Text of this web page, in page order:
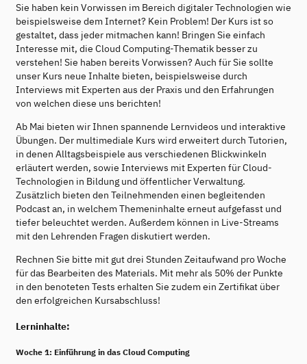
Sie haben kein Vorwissen im Bereich digitaler Technologien wie
beispielsweise dem Internet? Kein Problem! Der Kurs ist so
gestaltet, dass jeder mitmachen kann! Bringen Sie einfach
Interesse mit, die Cloud Computing-Thematik besser zu
verstehen! Sie haben bereits Vorwissen? Auch für Sie sollte
unser Kurs neue Inhalte bieten, beispielsweise durch
Interviews mit Experten aus der Praxis und den Erfahrungen
von welchen diese uns berichten!
Ab Mai bieten wir Ihnen spannende Lernvideos und interaktive
Übungen. Der multimediale Kurs wird erweitert durch Tutorien,
in denen Alltagsbeispiele aus verschiedenen Blickwinkeln
erläutert werden, sowie Interviews mit Experten für Cloud-
Technologien in Bildung und öffentlicher Verwaltung.
Zusätzlich bieten den Teilnehmenden einen begleitenden
Podcast an, in welchem Themeninhalte erneut aufgefasst und
tiefer beleuchtet werden. Außerdem können in Live-Streams
mit den Lehrenden Fragen diskutiert werden.
Rechnen Sie bitte mit gut drei Stunden Zeitaufwand pro Woche
für das Bearbeiten des Materials. Mit mehr als 50% der Punkte
in den benoteten Tests erhalten Sie zudem ein Zertifikat über
den erfolgreichen Kursabschluss!
Lerninhalte:
Woche 1: Einführung in das Cloud Computing